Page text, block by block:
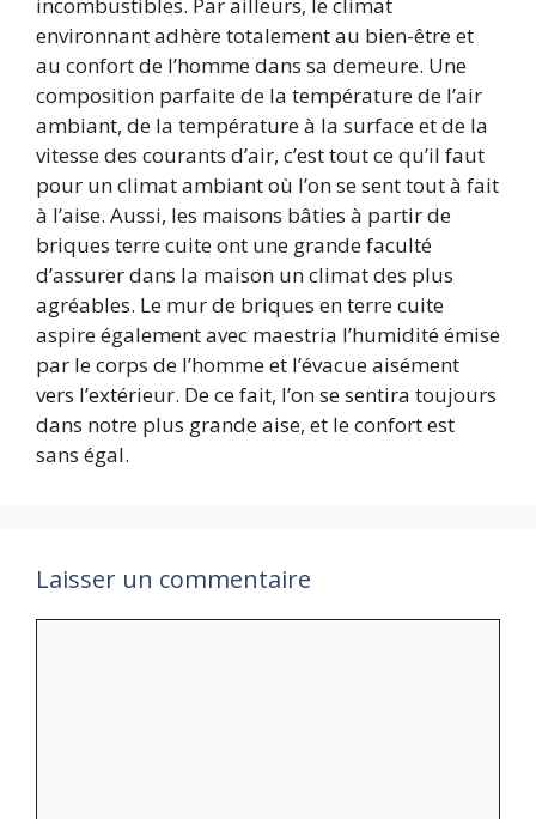
environnant adhère totalement au bien-être et
au confort de l’homme dans sa demeure. Une
composition parfaite de la température de l’air
ambiant, de la température à la surface et de la
vitesse des courants d’air, c’est tout ce qu’il faut
pour un climat ambiant où l’on se sent tout à fait
à l’aise. Aussi, les maisons bâties à partir de
briques terre cuite ont une grande faculté
d’assurer dans la maison un climat des plus
agréables. Le mur de briques en terre cuite
aspire également avec maestria l’humidité émise
par le corps de l’homme et l’évacue aisément
vers l’extérieur. De ce fait, l’on se sentira toujours
dans notre plus grande aise, et le confort est
sans égal.
Laisser un commentaire